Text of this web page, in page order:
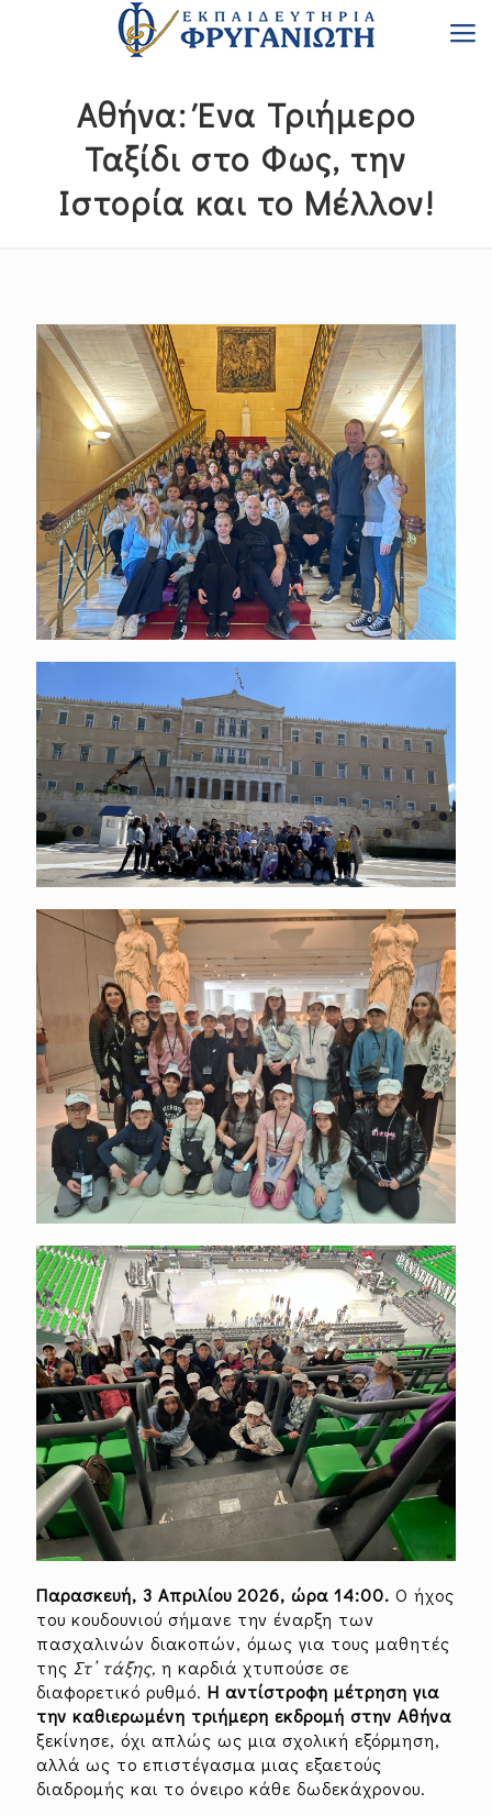
Αθήνα: Ένα Τριήμερο
Ταξίδι στο Φως, την
Ιστορία και το Μέλλον!
Παρασκευή, 3 Απριλίου 2026, ώρα 14:00. Ο ήχος
του κουδουνιού σήμανε την έναρξη των
πασχαλινών διακοπών, όμως για τους μαθητές
της Στ’ τάξης, η καρδιά χτυπούσε σε
διαφορετικό ρυθμό. Η αντίστροφη μέτρηση για
την καθιερωμένη τριήμερη εκδρομή στην Αθήνα
ξεκίνησε, όχι απλώς ως μια σχολική εξόρμηση,
αλλά ως το επιστέγασμα μιας εξαετούς
διαδρομής και το όνειρο κάθε δωδεκάχρονου.